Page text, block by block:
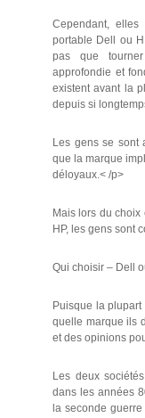
Cependant,
portable Dell ou
pas que
approfondie et
existent avant la
depuis si
Les gens se sont
que la marque
déloyaux.< /p>
Mais lors du
HP, les gens sont
Qui choisir – Dell
Puisque la
quelle marque ils
et des opinions
Les deux
dans les années
la seconde